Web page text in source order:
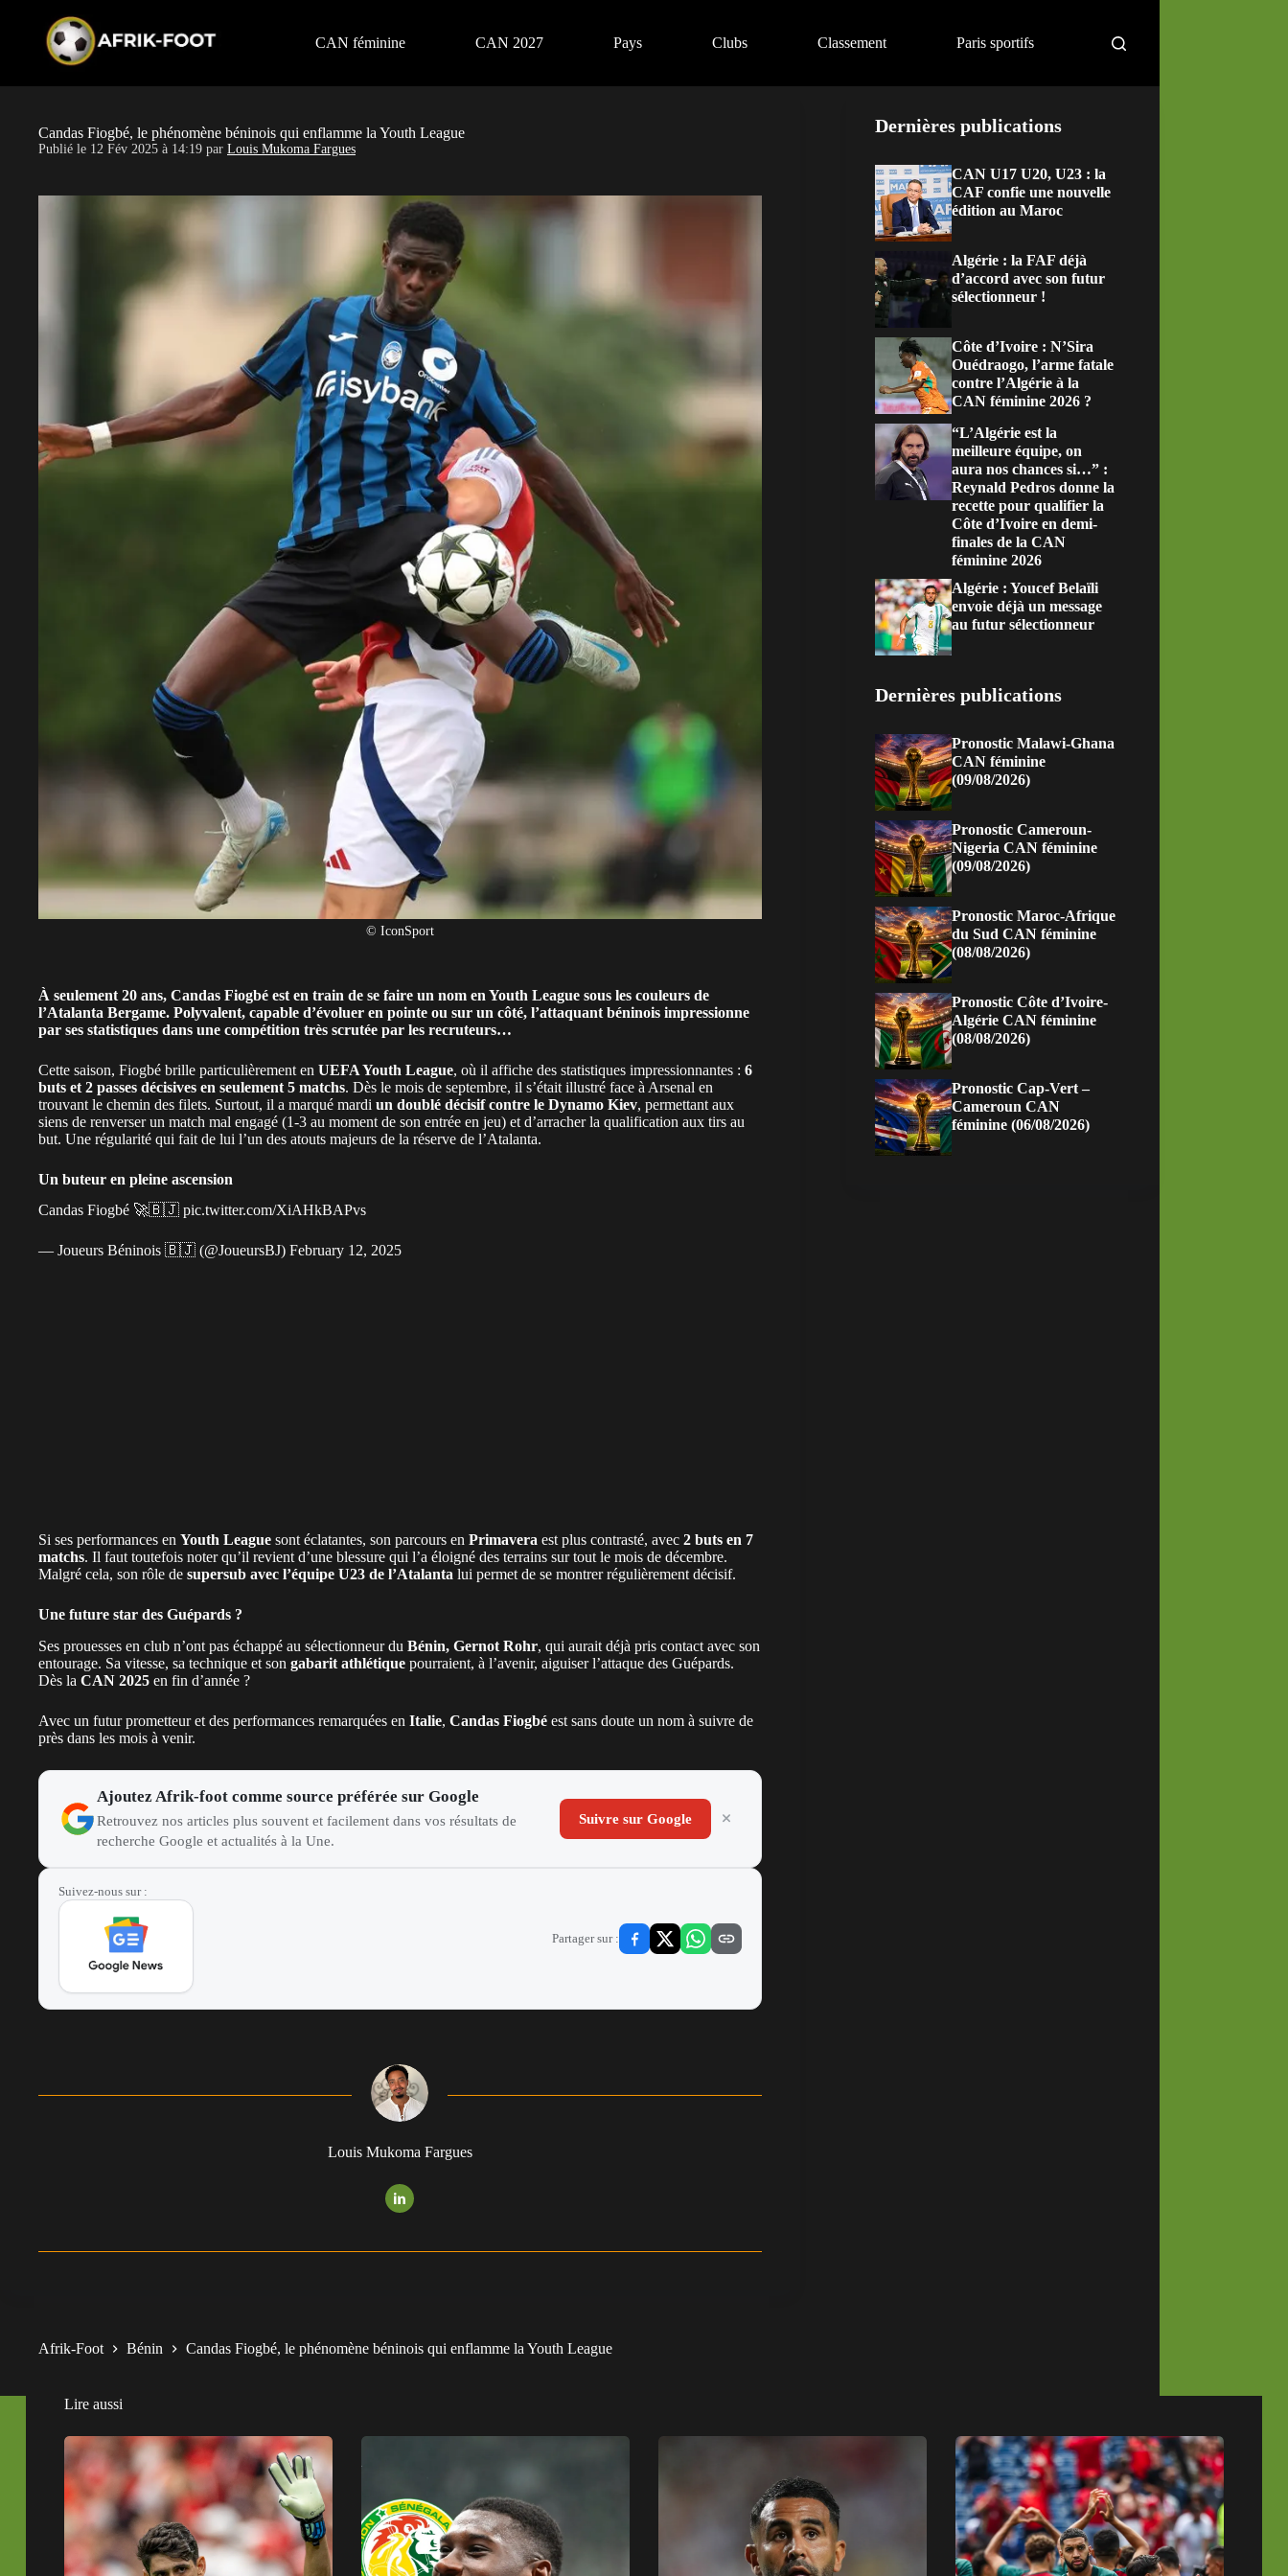
CAN féminine CAN 2027 Pays Clubs Classement Paris sportifs
Candas Fiogbé, le phénomène béninois qui enflamme la Youth League
Publié le 12 Fév 2025 à 14:19 par Louis Mukoma Fargues
© IconSport
À seulement 20 ans, Candas Fiogbé est en train de se faire un nom en Youth League sous les couleurs de
l’Atalanta Bergame. Polyvalent, capable d’évoluer en pointe ou sur un côté, l’attaquant béninois impressionne
par ses statistiques dans une compétition très scrutée par les recruteurs…
Cette saison, Fiogbé brille particulièrement en UEFA Youth League, où il affiche des statistiques impressionnantes : 6
buts et 2 passes décisives en seulement 5 matchs. Dès le mois de septembre, il s’était illustré face à Arsenal en
trouvant le chemin des filets. Surtout, il a marqué mardi un doublé décisif contre le Dynamo Kiev, permettant aux
siens de renverser un match mal engagé (1-3 au moment de son entrée en jeu) et d’arracher la qualification aux tirs au
but. Une régularité qui fait de lui l’un des atouts majeurs de la réserve de l’Atalanta.
Un buteur en pleine ascension
Candas Fiogbé 🚀🇧🇯 pic.twitter.com/XiAHkBAPvs
— Joueurs Béninois 🇧🇯 (@JoueursBJ) February 12, 2025
Si ses performances en Youth League sont éclatantes, son parcours en Primavera est plus contrasté, avec 2 buts en 7
matchs. Il faut toutefois noter qu’il revient d’une blessure qui l’a éloigné des terrains sur tout le mois de décembre.
Malgré cela, son rôle de supersub avec l’équipe U23 de l’Atalanta lui permet de se montrer régulièrement décisif.
Une future star des Guépards ?
Ses prouesses en club n’ont pas échappé au sélectionneur du Bénin, Gernot Rohr, qui aurait déjà pris contact avec son
entourage. Sa vitesse, sa technique et son gabarit athlétique pourraient, à l’avenir, aiguiser l’attaque des Guépards.
Dès la CAN 2025 en fin d’année ?
Avec un futur prometteur et des performances remarquées en Italie, Candas Fiogbé est sans doute un nom à suivre de
près dans les mois à venir.
Ajoutez Afrik-foot comme source préférée sur Google
Retrouvez nos articles plus souvent et facilement dans vos résultats de
recherche Google et actualités à la Une.
Suivre sur Google
Suivez-nous sur :
Partager sur :
Louis Mukoma Fargues
Dernières publications
CAN U17 U20, U23 : la
CAF confie une nouvelle
édition au Maroc
Algérie : la FAF déjà
d’accord avec son futur
sélectionneur !
Côte d’Ivoire : N’Sira
Ouédraogo, l’arme fatale
contre l’Algérie à la
CAN féminine 2026 ?
“L’Algérie est la
meilleure équipe, on
aura nos chances si…” :
Reynald Pedros donne la
recette pour qualifier la
Côte d’Ivoire en demi-
finales de la CAN
féminine 2026
Algérie : Youcef Belaïli
envoie déjà un message
au futur sélectionneur
Dernières publications
Pronostic Malawi-Ghana
CAN féminine
(09/08/2026)
Pronostic Cameroun-
Nigeria CAN féminine
(09/08/2026)
Pronostic Maroc-Afrique
du Sud CAN féminine
(08/08/2026)
Pronostic Côte d’Ivoire-
Algérie CAN féminine
(08/08/2026)
Pronostic Cap-Vert –
Cameroun CAN
féminine (06/08/2026)
Afrik-Foot Bénin Candas Fiogbé, le phénomène béninois qui enflamme la Youth League
Lire aussi